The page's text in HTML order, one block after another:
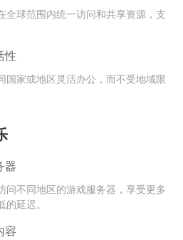
全球范围内统一访问和共享资源，支
性
国家或地区灵活办公，而不受地域限
器
问不同地区的游戏服务器，享受更多
延迟。
容